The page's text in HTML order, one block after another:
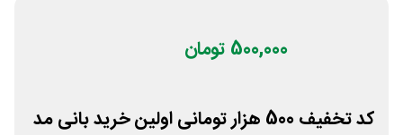
500,000 تومان
کد تخفیف 500 هزار تومانی اولین خرید بانی مد